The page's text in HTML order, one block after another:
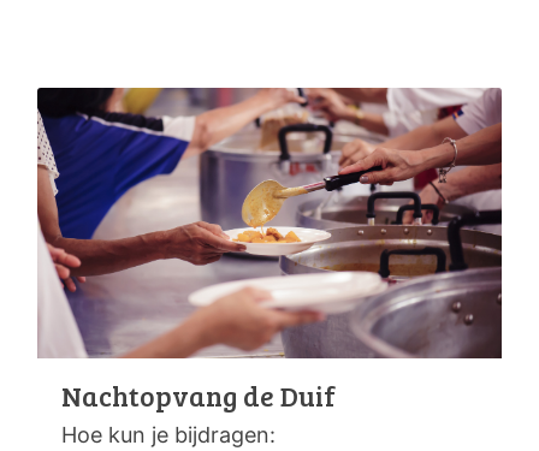
Nachtopvang de Duif
Hoe kun je bijdragen: